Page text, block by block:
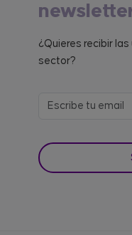
¿Quieres recibir
sector?